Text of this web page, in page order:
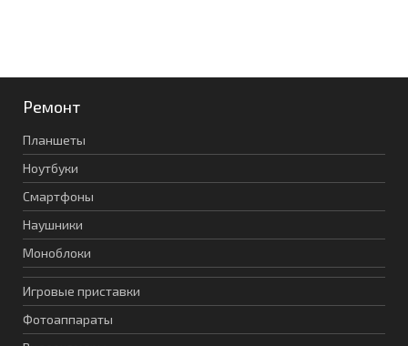
Ремонт
Планшеты
Ноутбуки
Смартфоны
Наушники
Моноблоки
Игровые приставки
Фотоаппараты